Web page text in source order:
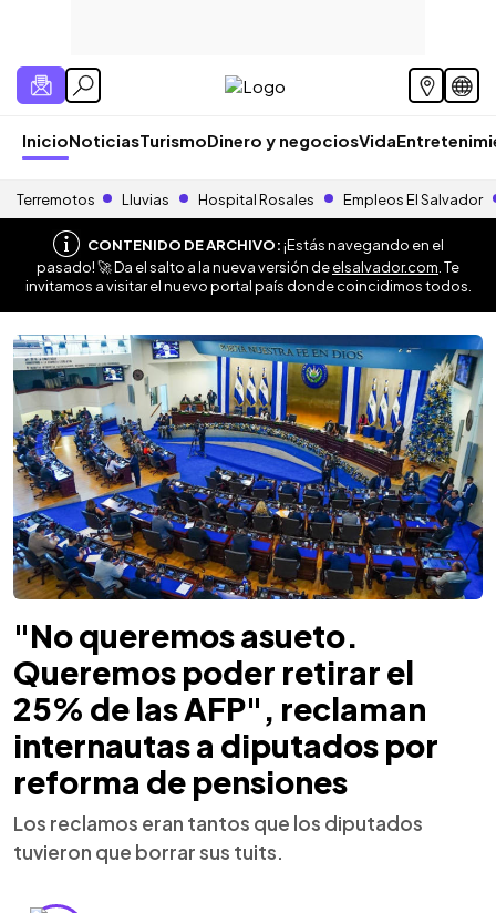
InicioNoticiasTurismoDinero y negociosVida
Terremotos Lluvias Hospital Rosales Empleos El Salvador
CONTENIDO DE ARCHIVO:¡Estás navegando en el
pasado! 🚀 Da el salto a la nueva versión deelsalvador.com . Te
invitamos a visitar el nuevo portal país donde coincidimos todos.
"No queremos asueto.
Queremos poder retirar el
25% de las AFP", reclaman
internautas a diputados por
reforma de pensiones
Los reclamos eran tantos que los diputados
tuvieron que borrar sus tuits.